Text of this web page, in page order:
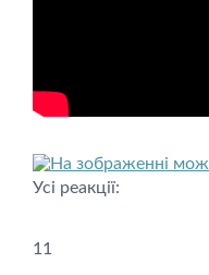
Усі реакції:
11